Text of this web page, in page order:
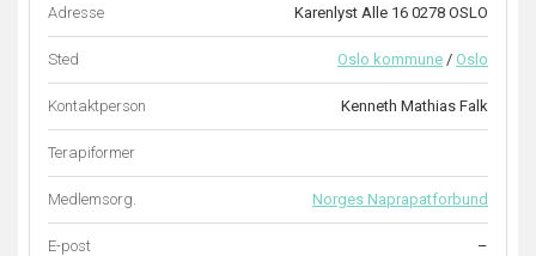
Adresse Karenlyst Alle 16 0278 OSLO
Sted Oslo kommune / Oslo
Kontaktperson Kenneth Mathias Falk
Terapiformer
Medlemsorg. Norges Naprapatforbund
E-post –